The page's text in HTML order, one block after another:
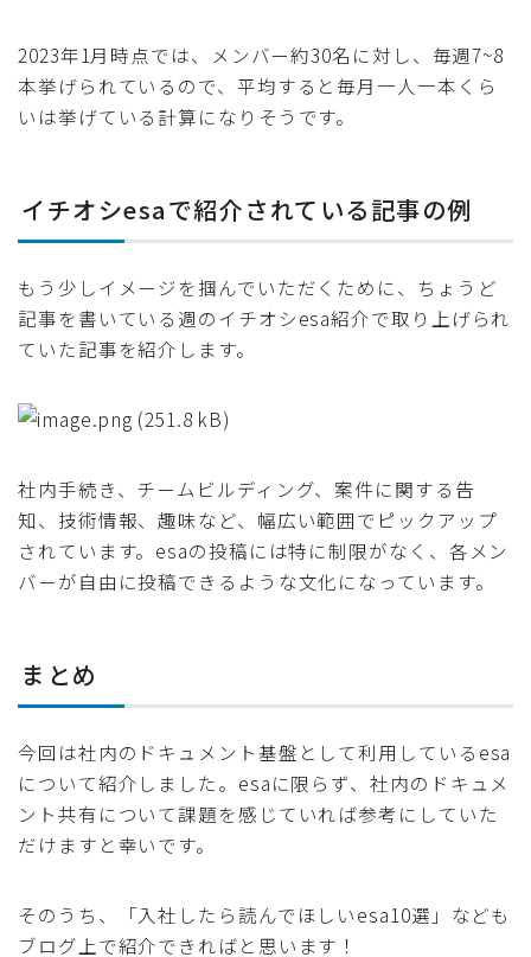
2023年1月時点では、メンバー約30名に対し、毎週7~8
本挙げられているので、平均すると毎月一人一本くら
いは挙げている計算になりそうです。
イチオシesaで紹介されている記事の例
もう少しイメージを掴んでいただくために、ちょうど
記事を書いている週のイチオシesa紹介で取り上げられ
ていた記事を紹介します。
社内手続き、チームビルディング、案件に関する告
知、技術情報、趣味など、幅広い範囲でピックアップ
されています。esaの投稿には特に制限がなく、各メン
バーが自由に投稿できるような文化になっています。
まとめ
今回は社内のドキュメント基盤として利用しているesa
について紹介しました。esaに限らず、社内のドキュメ
ント共有について課題を感じていれば参考にしていた
だけますと幸いです。
そのうち、「入社したら読んでほしいesa10選」なども
ブログ上で紹介できればと思います！